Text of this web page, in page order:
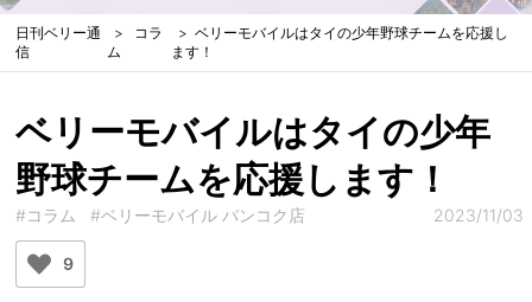
日刊ベリー通
信
コラ
ム
ベリーモバイルはタイの少年野球チームを応援し
ます！
ベリーモバイルはタイの少年
野球チームを応援します！
#コラム #ベリーモバイル バンコク店 2023/11/03
9